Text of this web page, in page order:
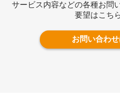
サービス内容などの各種お問
要望はこち
お問い合わ